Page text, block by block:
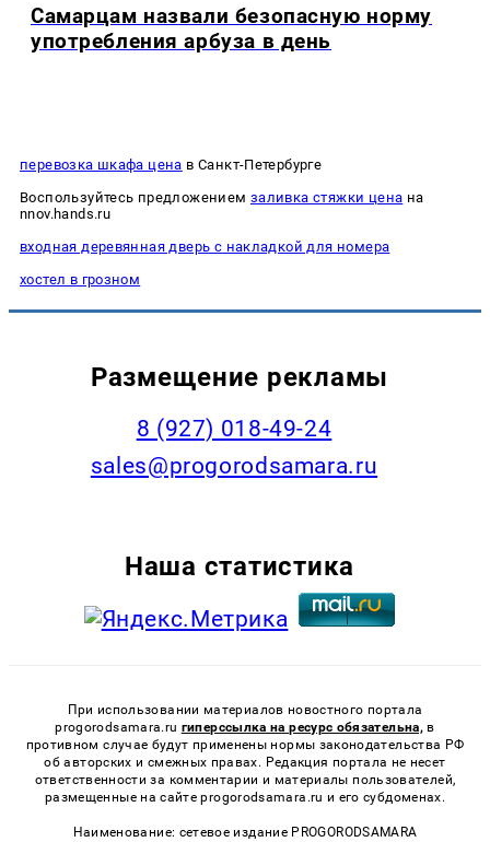
Самарцам назвали безопасную норму
употребления арбуза в день
перевозка шкафа цена в Санкт-Петербурге
Воспользуйтесь предложением заливка стяжки цена на
nnov.hands.ru
входная деревянная дверь с накладкой для номера
хостел в грозном
Размещение рекламы
8 (927) 018-49-24
sales@progorodsamara.ru
Наша статистика
При использовании материалов новостного портала
progorodsamara.ru гиперссылка на ресурс обязательна, в
противном случае будут применены нормы законодательства РФ
об авторских и смежных правах. Редакция портала не несет
ответственности за комментарии и материалы пользователей,
размещенные на сайте progorodsamara.ru и его субдоменах.
Наименование: сетевое издание PROGORODSAMARA